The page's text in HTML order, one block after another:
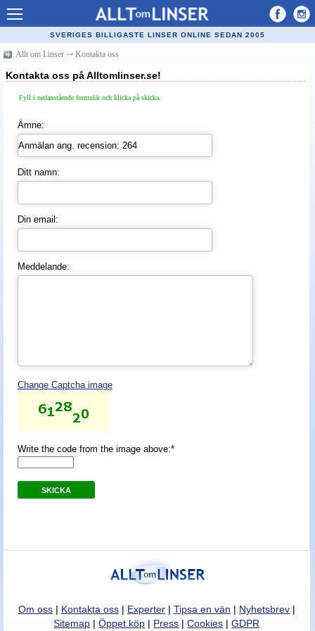
Allt om Linser
Billiga kontaktlinser
Köpa linser på nätet
Återförsäljare linser
Populära linser
Kontaktlinstyper
Linsvätska
Glasögon
SVERIGES BILLIGASTE LINSER ONLINE SEDAN 2005
Allt om Linser ⤏ Kontakta oss
Kontakta oss på Alltomlinser.se!
Fyll i nedanstående formulär och klicka på skicka.
Ämne:
Ditt namn:
Din email:
Meddelande:
Change Captcha image
Write the code from the image above:*
SKICKA
Om oss| Kontakta oss| Experter| Tipsa en vän | Nyhetsbrev|
Sitemap |Öppet köp | Press |Cookies |GDPR